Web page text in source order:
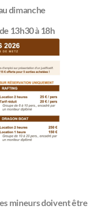
dimanche
13h30 à 18h
mineurs doivent être